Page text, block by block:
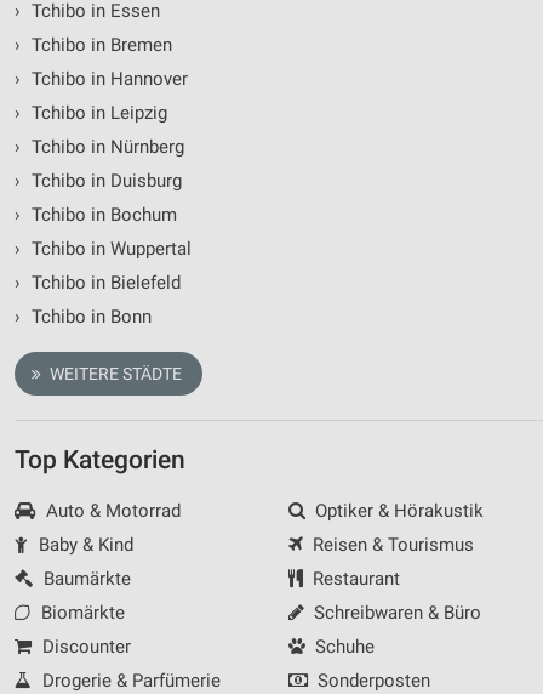
› Tchibo in Essen
› Tchibo in Bremen
› Tchibo in Hannover
› Tchibo in Leipzig
› Tchibo in Nürnberg
› Tchibo in Duisburg
› Tchibo in Bochum
› Tchibo in Wuppertal
› Tchibo in Bielefeld
› Tchibo in Bonn
WEITERE STÄDTE
Top Kategorien
Auto & Motorrad
Baby & Kind
Baumärkte
Biomärkte
Discounter
Drogerie & Parfümerie
Optiker & Hörakustik
Reisen & Tourismus
Restaurant
Schreibwaren & Büro
Schuhe
Sonderposten
Verwendung von Profilen zur Auswahl
personalisierter Inhalte
Messung der Werbeleistung
Messung der Performance von Inhalten
Analyse von Zielgruppen durch Statistiken oder
Kombinationen von Daten aus verschiedenen
Entwicklung und Verbesserung der Angebote
Inhalten
IAB-Besonderheiten:
Geräte anhand von aktiv angeforderten
Informationen identifizieren
Nicht-IAB-Verarbeitungszwecke:
Notwendig
Funktional